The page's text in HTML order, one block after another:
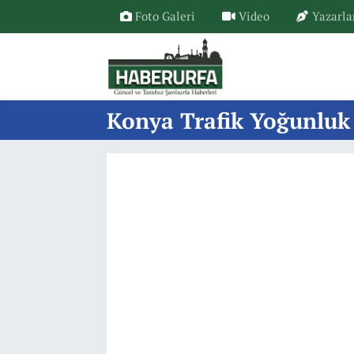
Foto Galeri Video
Konya Trafik Yoğunluk